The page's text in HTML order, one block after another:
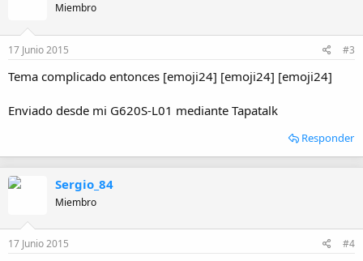
n
s
Miembro
17 Junio 2015 #3
Tema complicado entonces [emoji24] [emoji24] [emoji24]
Enviado desde mi G620S-L01 mediante Tapatalk
Responder
Sergio_84
Miembro
17 Junio 2015 #4